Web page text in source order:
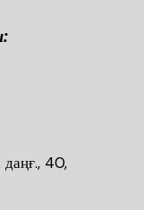
даңғ., 40,